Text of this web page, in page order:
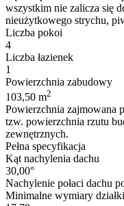
wszystkim nie zalicza się
nieużytkowego strychu,
Liczba pokoi
4
Liczba łazienek
1
Powierzchnia zabudowy
103,50 m2
Powierzchnia zajmowana
tzw. powierzchnia rzutu
zewnętrznych.
Pełna specyfikacja
Kąt nachylenia dachu
30,00°
Nachylenie połaci dachu
Minimalne wymiary